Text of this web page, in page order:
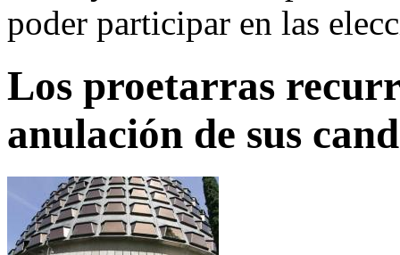
poder participar en las
Los proetarras
anulación de sus